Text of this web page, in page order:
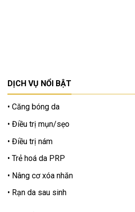
DỊCH VỤ NỔI BẬT
Căng bóng da
Điều trị mụn/sẹo
Điều trị nám
Trẻ hoá da PRP
Nâng cơ xóa nhăn
Rạn da sau sinh